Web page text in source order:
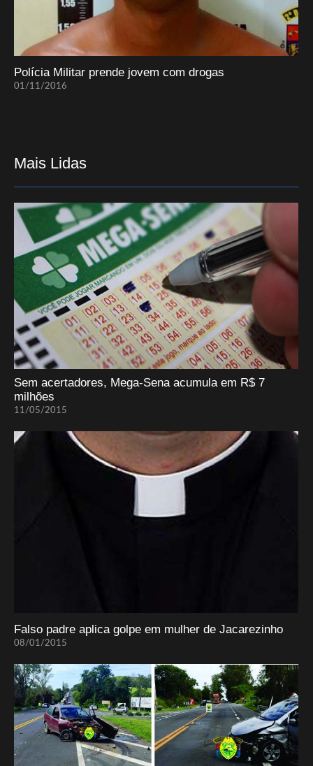
Polícia Militar prende jovem com drogas
01/11/2016
Mais Lidas
Sem acertadores, Mega-Sena acumula em R$ 7
milhões
11/05/2015
Falso padre aplica golpe em mulher de Jacarezinho
08/01/2015